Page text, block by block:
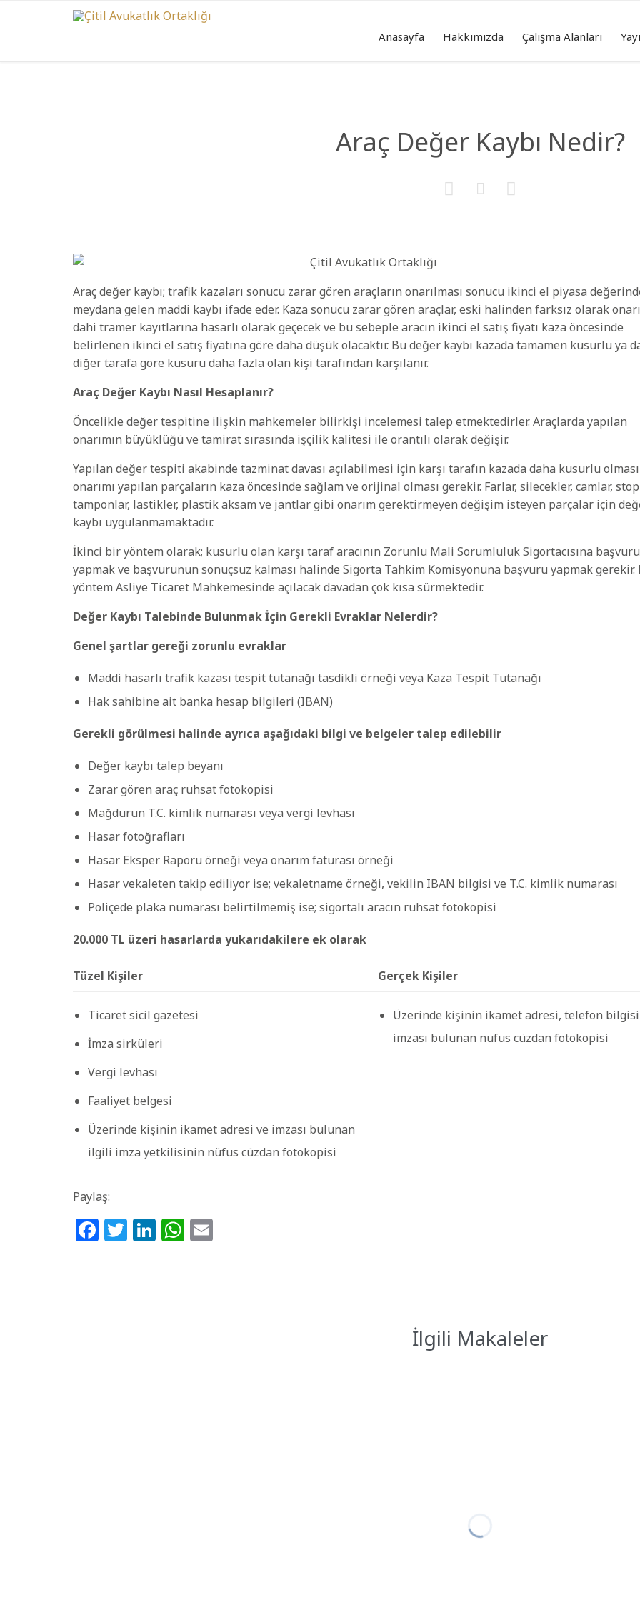
Anasayfa Hakkımızda Çalışma Alanları
Araç Değer Kaybı Nedir?
  
Araç değer kaybı; trafik kazaları sonucu zarar gören araçların onarılması sonucu ikinci el piyasa
meydana gelen maddi kaybı ifade eder. Kaza sonucu zarar gören araçlar, eski halinden farksız olarak
dahi tramer kayıtlarına hasarlı olarak geçecek ve bu sebeple aracın ikinci el satış fiyatı kaza öncesinde
belirlenen ikinci el satış fiyatına göre daha düşük olacaktır. Bu değer kaybı kazada tamamen kusurlu ya
diğer tarafa göre kusuru daha fazla olan kişi tarafından karşılanır.
Araç Değer Kaybı Nasıl Hesaplanır?
Öncelikle değer tespitine ilişkin mahkemeler bilirkişi incelemesi talep etmektedirler. Araçlarda yapılan
onarımın büyüklüğü ve tamirat sırasında işçilik kalitesi ile orantılı olarak değişir.
Yapılan değer tespiti akabinde tazminat davası açılabilmesi için karşı tarafın kazada daha kusurlu
onarımı yapılan parçaların kaza öncesinde sağlam ve orijinal olması gerekir. Farlar, silecekler, camlar,
tamponlar, lastikler, plastik aksam ve jantlar gibi onarım gerektirmeyen değişim isteyen parçalar için
kaybı uygulanmamaktadır.
İkinci bir yöntem olarak; kusurlu olan karşı taraf aracının Zorunlu Mali Sorumluluk Sigortacısına başvuru
yapmak ve başvurunun sonuçsuz kalması halinde Sigorta Tahkim Komisyonuna başvuru yapmak gerekir.
yöntem Asliye Ticaret Mahkemesinde açılacak davadan çok kısa sürmektedir.
Değer Kaybı Talebinde Bulunmak İçin Gerekli Evraklar Nelerdir?
Genel şartlar gereği zorunlu evraklar
Maddi hasarlı trafik kazası tespit tutanağı tasdikli örneği veya Kaza Tespit Tutanağı
Hak sahibine ait banka hesap bilgileri (IBAN)
Gerekli görülmesi halinde ayrıca aşağıdaki bilgi ve belgeler talep edilebilir
Değer kaybı talep beyanı
Zarar gören araç ruhsat fotokopisi
Mağdurun T.C. kimlik numarası veya vergi levhası
Hasar fotoğrafları
Hasar Eksper Raporu örneği veya onarım faturası örneği
Hasar vekaleten takip ediliyor ise; vekaletname örneği, vekilin IBAN bilgisi ve T.C. kimlik numarası
Poliçede plaka numarası belirtilmemiş ise; sigortalı aracın ruhsat fotokopisi
20.000 TL üzeri hasarlarda yukarıdakilere ek olarak
Tüzel Kişiler Gerçek Kişiler
Ticaret sicil gazetesi
İmza sirküleri
Vergi levhası
Faaliyet belgesi
Üzerinde kişinin ikamet adresi ve imzası bulunan
ilgili imza yetkilisinin nüfus cüzdan fotokopisi
Üzerinde kişinin ikamet adresi, telefon
imzası bulunan nüfus cüzdan fotokopisi
Paylaş:
Facebook
Twitter
LinkedIn
WhatsApp
İlgili Makaleler